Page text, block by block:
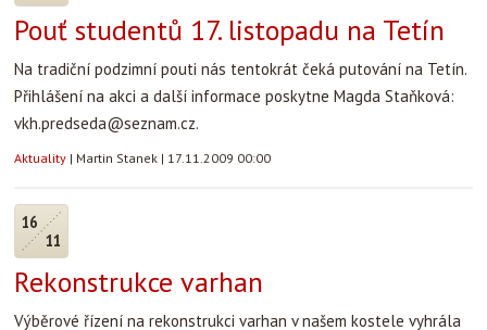
Pouť studentů 17. listopadu na Tetín
Na tradiční podzimní pouti nás tentokrát čeká putování na Tetín.
Přihlášení na akci a další informace poskytne Magda Staňková:
vkh.predseda@seznam.cz.
Aktuality | Martin Stanek | 17.11.2009 00:00
16
11
Rekonstrukce varhan
Výběrové řízení na rekonstrukci varhan v našem kostele vyhrála